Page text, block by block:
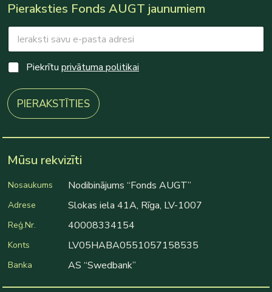
Pieraksties Fonds AUGT jaunumiem
C
e
c
b
o
x
s
h
c
b
x
e
s
*
E
a
i
l
C
e
c
k
o
e
*
Piekrītu privātuma politikai
PIERAKSTĪTIES
Mūsu rekvizīti
Nosaukums Nodibinājums “Fonds AUGT”
Adrese Slokas iela 41A, Rīga, LV-1007
Reģ.Nr. 40008334154
Konts LV05HABA0551057158535
Banka AS “Swedbank”